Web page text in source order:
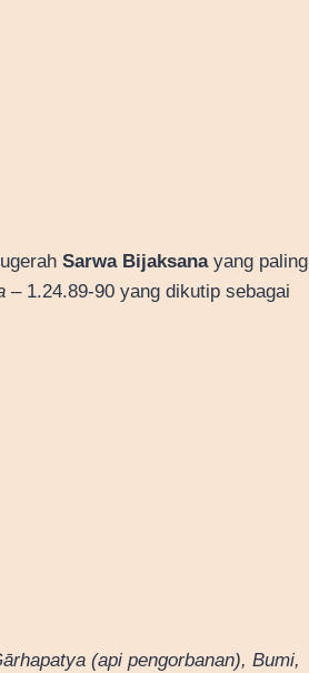
Sarwa Bijaksanayang paling
– 1.24.89-90 yang dikutip sebagai
(api pengorbanan), Bumi,